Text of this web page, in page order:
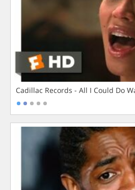
Cadillac Records - All I Could Do